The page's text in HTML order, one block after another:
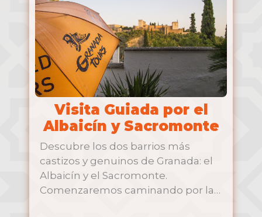
Visita Guiada por el
Albaicín y Sacromonte
Descubre los dos barrios más
castizos y genuinos de Granada: el
Albaicín y el Sacromonte.
Comenzaremos caminando por la